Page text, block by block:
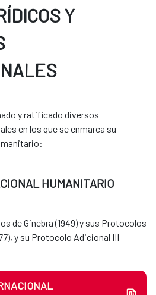
Y
y ratificado diversos
en los que se enmarca su
HUMANITARIO
de Ginebra (1949) y sus Protocolos
y su Protocolo Adicional III